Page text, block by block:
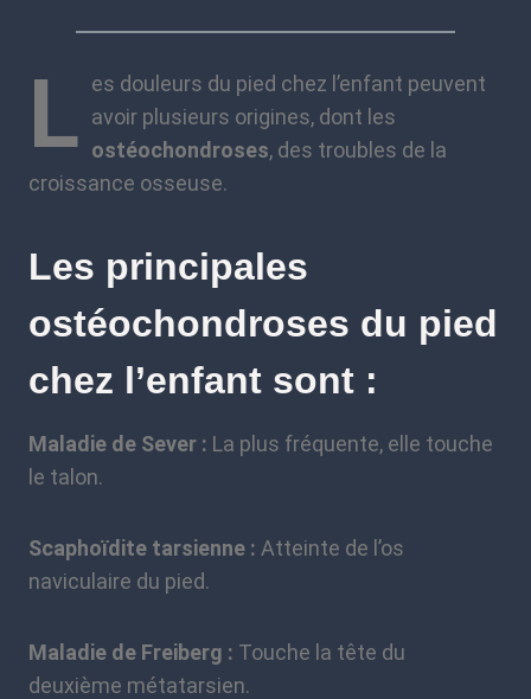
L es douleurs du pied chez l’enfant peuvent
avoir plusieurs origines, dont les
ostéochondroses, des troubles de la
croissance osseuse.
Les principales
ostéochondroses du pied
chez l’enfant sont :
Maladie de Sever : La plus fréquente, elle touche
le talon.
Scaphoïdite tarsienne : Atteinte de l’os
naviculaire du pied.
Maladie de Freiberg : Touche la tête du
deuxième métatarsien.